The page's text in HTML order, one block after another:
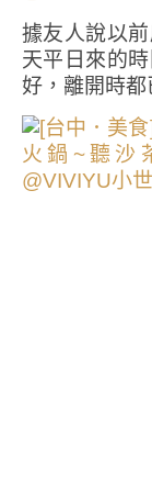
據友人說以
天平日來的
好，離開時都